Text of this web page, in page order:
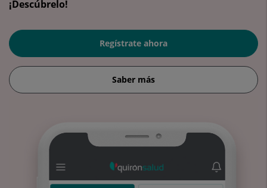
¡Descúbrelo!
Regístrate ahora
Saber más